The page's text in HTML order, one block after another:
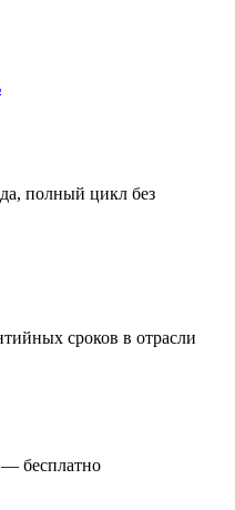
полный цикл без
сроков в отрасли
— бесплатно